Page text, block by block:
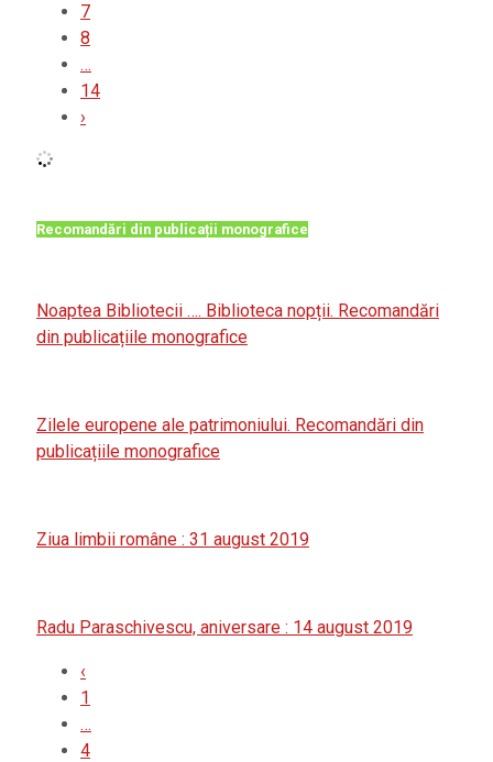
7
8
…
14
›
Recomandări din publicații monografice
Noaptea Bibliotecii …. Biblioteca nopții. Recomandări
din publicațiile monografice
Zilele europene ale patrimoniului. Recomandări din
publicațiile monografice
Ziua limbii române : 31 august 2019
Radu Paraschivescu, aniversare : 14 august 2019
‹
1
…
4